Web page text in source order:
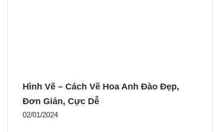
Hình Vẽ – Cách Vẽ Hoa Anh Đào Đẹp,
Đơn Giản, Cực Dễ
02/01/2024